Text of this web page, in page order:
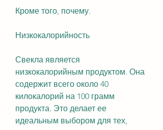
Кроме того, почему.
Низкокалорийность
Свекла является
низкокалорийным продуктом. Она
содержит всего около 40
килокалорий на 100 грамм
продукта. Это делает ее
идеальным выбором для тех,